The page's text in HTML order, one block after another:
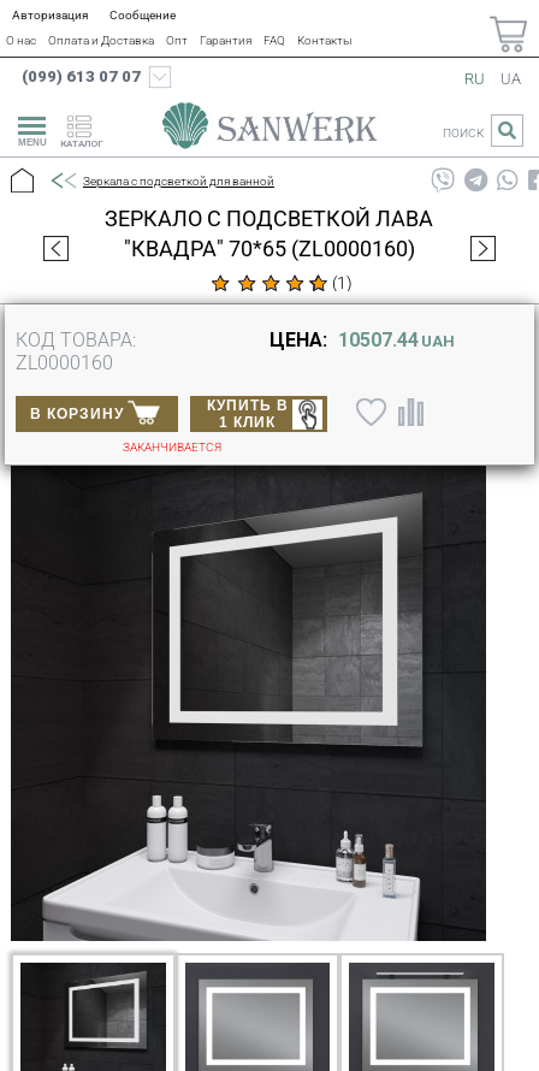
Авторизация
Сообщение
О нас
Оплата и Доставка Опт Гарантия FAQ Контакты
(099) 613 07 07
КАТАЛОГ
RU UA
ПОИСК
Зеркала с подсветкой для ванной
ЗЕРКАЛО С ПОДСВЕТКОЙ ЛАВА
"КВАДРА" 70*65 (ZL0000160)
(1)
КОД ТОВАРА:
ZL0000160
ЦЕНА: 10507.44 UAH
В КОРЗИНУ
КУПИТЬ В
1 КЛИК
ЗАКАНЧИВАЕТСЯ